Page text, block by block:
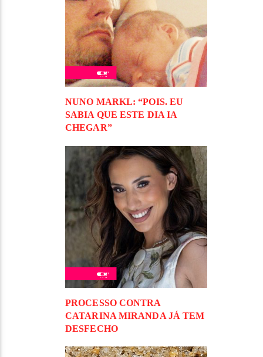
NUNO MARKL: “POIS. EU
SABIA QUE ESTE DIA IA
CHEGAR”
PROCESSO CONTRA
CATARINA MIRANDA JÁ TEM
DESFECHO